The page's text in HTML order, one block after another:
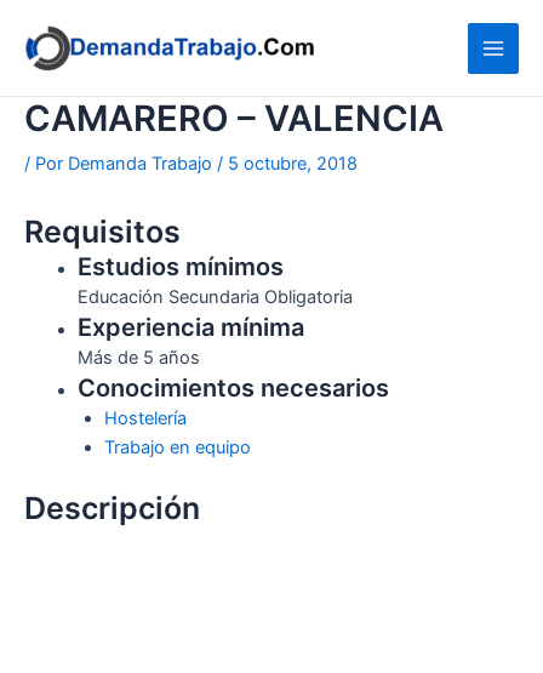
contenido
CAMARERO – VALENCIA
/ Por Demanda Trabajo / 5 octubre, 2018
Requisitos
Estudios mínimos
Educación Secundaria Obligatoria
Experiencia mínima
Más de 5 años
Conocimientos necesarios
Hostelería
Trabajo en equipo
Descripción